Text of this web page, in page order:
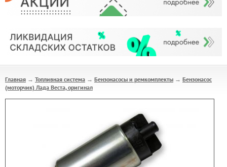
Главная → Топливная система → Бензонасосы и ремкомплекты → Бензонасос
(моторчик) Лада Веста, оригинал